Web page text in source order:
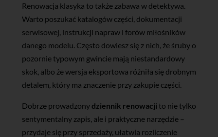
Renowacja klasyka to także zabawa w detektywa.
Warto poszukać katalogów części, dokumentacji
serwisowej, instrukcji napraw i forów miłośników
danego modelu. Często dowiesz się z nich, że śruby o
pozornie typowym gwincie mają niestandardowy
skok, albo że wersja eksportowa różniła się drobnym
detalem, który ma znaczenie przy zakupie części.
Dobrze prowadzony dziennik renowacji to nie tylko
sentymentalny zapis, ale i praktyczne narzędzie –
przydaje się przy sprzedaży, ułatwia rozliczenie